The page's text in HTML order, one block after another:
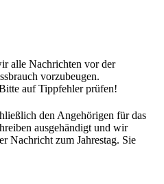
alle Nachrichten vor der
vorzubeugen.
auf Tippfehler prüfen!
den Angehörigen für das
ausgehändigt und wir
Nachricht zum Jahrestag. Sie